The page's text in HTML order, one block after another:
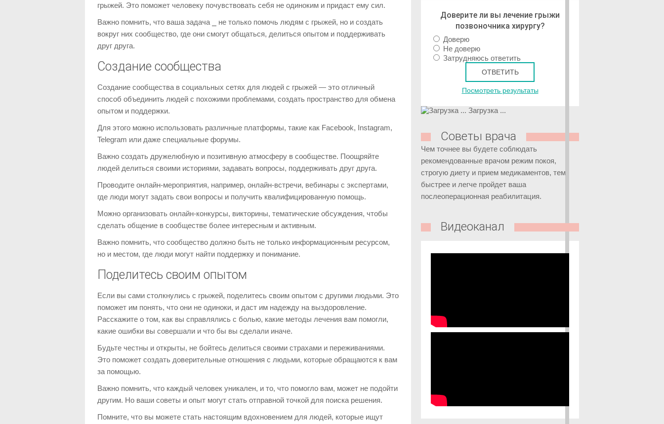
грыжей. Это поможет человеку почувствовать себя не одиноким и придаст ему сил.
Важно помнить, что ваша задача ⎯ не только помочь людям с грыжей, но и создать
вокруг них сообщество, где они смогут общаться, делиться опытом и поддерживать
друг друга.
Создание сообщества
Создание сообщества в социальных сетях для людей с грыжей — это отличный
способ объединить людей с похожими проблемами, создать пространство для обмена
опытом и поддержки.
Для этого можно использовать различные платформы, такие как Facebook, Instagram,
Telegram или даже специальные форумы.
Важно создать дружелюбную и позитивную атмосферу в сообществе. Поощряйте
людей делиться своими историями, задавать вопросы, поддерживать друг друга.
Проводите онлайн-мероприятия, например, онлайн-встречи, вебинары с экспертами,
где люди могут задать свои вопросы и получить квалифицированную помощь.
Можно организовать онлайн-конкурсы, викторины, тематические обсуждения, чтобы
сделать общение в сообществе более интересным и активным.
Важно помнить, что сообщество должно быть не только информационным ресурсом,
но и местом, где люди могут найти поддержку и понимание.
Поделитесь своим опытом
Если вы сами столкнулись с грыжей, поделитесь своим опытом с другими людьми. Это
поможет им понять, что они не одиноки, и даст им надежду на выздоровление.
Расскажите о том, как вы справлялись с болью, какие методы лечения вам помогли,
какие ошибки вы совершали и что бы вы сделали иначе.
Будьте честны и открыты, не бойтесь делиться своими страхами и переживаниями.
Это поможет создать доверительные отношения с людьми, которые обращаются к вам
за помощью.
Важно помнить, что каждый человек уникален, и то, что помогло вам, может не подойти
другим. Но ваши советы и опыт могут стать отправной точкой для поиска решения.
Помните, что вы можете стать настоящим вдохновением для людей, которые ищут
Доверите ли вы лечение грыжи
позвоночника хирургу?
Доверю
Не доверю
Затрудняюсь ответить
Посмотреть результаты
Загрузка ...
Советы врача
Чем точнее вы будете соблюдать
рекомендованные врачом режим покоя,
строгую диету и прием медикаментов, тем
быстрее и легче пройдет ваша
послеоперационная реабилитация.
Видеоканал